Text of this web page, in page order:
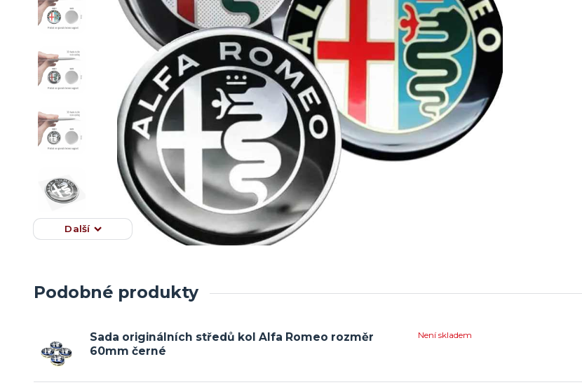
Další
Podobné produkty
Sada originálních středů kol Alfa Romeo rozměr
60mm černé
Není skladem